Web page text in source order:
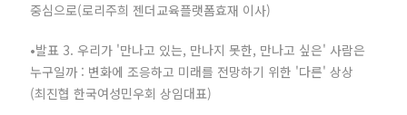
중심으로(로리주희 젠더교육플랫폼효재 이사)
•발표 3. 우리가 '만나고 있는, 만나지 못한, 만나고 싶은' 사람은
누구일까 : 변화에 조응하고 미래를 전망하기 위한 '다른' 상상
(최진협 한국여성민우회 상임대표)